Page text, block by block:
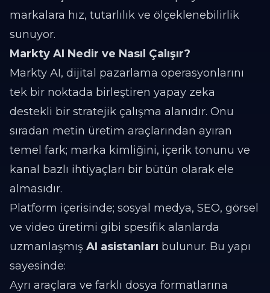
markalara hız, tutarlılık ve ölçeklenebilirlik
sunuyor.
Markty AI Nedir ve Nasıl Çalışır?
Markty AI, dijital pazarlama operasyonlarını
tek bir noktada birleştiren yapay zeka
destekli bir stratejik çalışma alanıdır. Onu
sıradan metin üretim araçlarından ayıran
temel fark; marka kimliğini, içerik tonunu ve
kanal bazlı ihtiyaçları bir bütün olarak ele
almasıdır.
Platform içerisinde; sosyal medya, SEO, görsel
ve video üretimi gibi spesifik alanlarda
uzmanlaşmış AI asistanları bulunur. Bu yapı
sayesinde:
Ayrı araçlara ve farklı dosya formatlarına